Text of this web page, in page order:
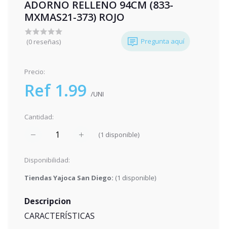
ADORNO RELLENO 94CM (833-
MXMAS21-373) ROJO
(0 reseñas) Pregunta aquí
Precio:
Ref 1.99 /UNI
Cantidad:
(1 disponible)
Disponibilidad:
Tiendas Yajoca San Diego: (1 disponible)
Descripcion
CARACTERÍSTICAS